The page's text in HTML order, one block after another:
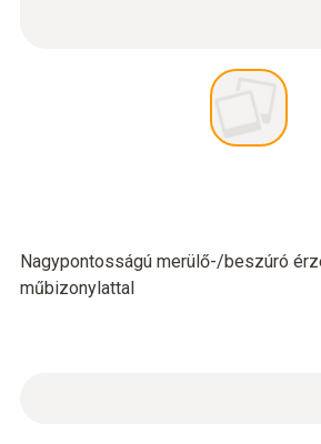
Nagypontosságú merülő-/beszúró
műbizonylattal